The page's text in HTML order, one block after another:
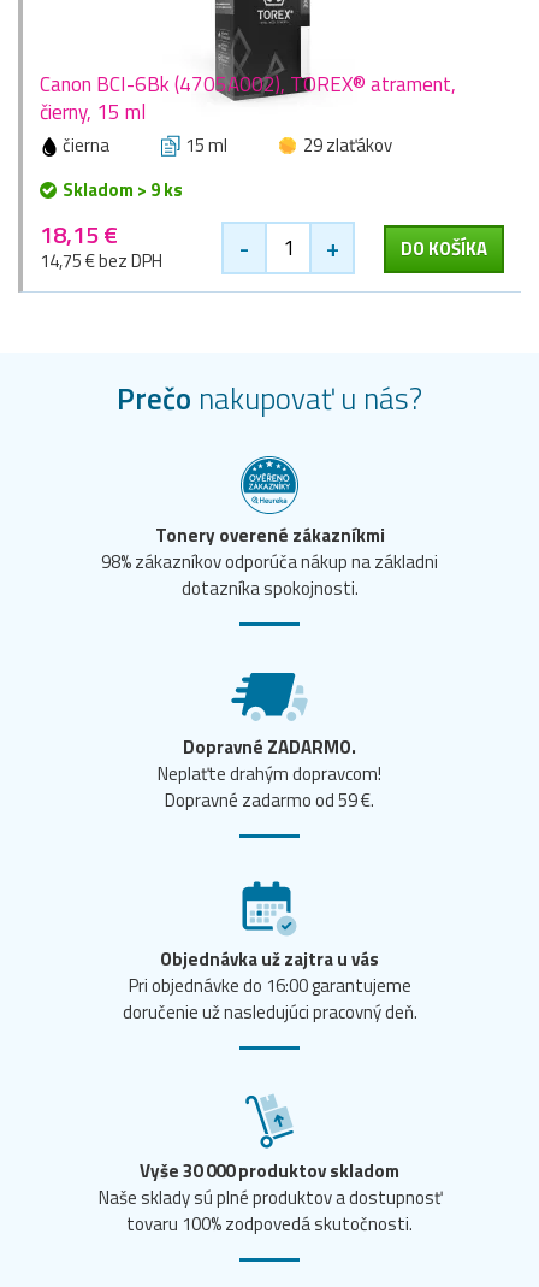
Canon BCI-6Bk (4705A002), TOREX® atrament,
čierny, 15 ml
čierna 15 ml
29 zlaťákov
Skladom > 9 ks
18,15 €
14,75 € bez DPH - + DO KOŠÍKA
Prečo nakupovať u nás?
Tonery overené zákazníkmi
98% zákazníkov odporúča nákup na základni
dotazníka spokojnosti.
Dopravné ZADARMO.
Neplaťte drahým dopravcom!
Dopravné zadarmo od 59 €.
Objednávka už zajtra u vás
Pri objednávke do 16:00 garantujeme
doručenie už nasledujúci pracovný deň.
Vyše 30 000 produktov skladom
Naše sklady sú plné produktov a dostupnosť
tovaru 100% zodpovedá skutočnosti.